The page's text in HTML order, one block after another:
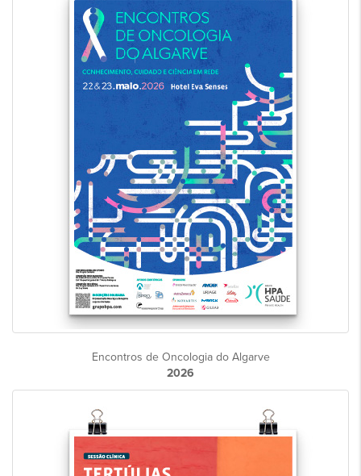
Encontros de Oncologia do Algarve
2026